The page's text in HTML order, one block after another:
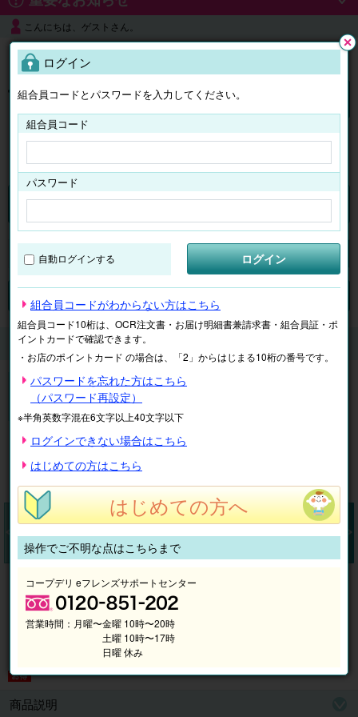
こんにちは、ゲストさん。
よくある質問
ログイン
くらしのサービス マイページ
検索
くらしのサービス 宅配包丁研ぎサービス「ポチスパ」
宅配包丁研ぎサービス「ポチスパ」
包丁職人があなたの包丁をスパッとした切れ味に研いでお届けしま
す♪
商品説明
る
ログイン
組合員コードとパスワードを入力してください。
組合員コード
パスワード
自動ログインする ログイン
組合員コードがわからない方はこちら
組合員コード10桁は、OCR注文書・お届け明細書兼請求書・組合員証・ポ
イントカードで確認できます。
・お店のポイントカード の場合は、「2」からはじまる10桁の番号です。
パスワードを忘れた方はこちら
（パスワード再設定）
※半角英数字混在6文字以上40文字以下
ログインできない場合はこちら
はじめての方はこちら
はじめての方へ
操作でご不明な点はこちらまで
コープデリ eフレンズサポートセンター
営業時間： 月曜〜金曜 10時〜20時
土曜 10時〜17時
日曜 休み